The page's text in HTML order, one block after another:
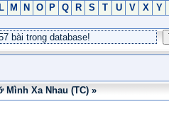
L M N O P Q R S T U V X Y
Mình Xa Nhau (TC) »